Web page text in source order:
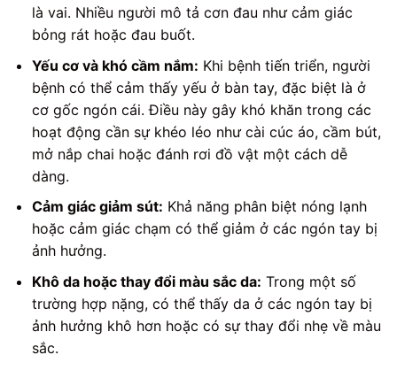
là vai. Nhiều người mô tả cơn đau như cảm giác
bỏng rát hoặc đau buốt.
Yếu cơ và khó cầm nắm: Khi bệnh tiến triển, người
bệnh có thể cảm thấy yếu ở bàn tay, đặc biệt là ở
cơ gốc ngón cái. Điều này gây khó khăn trong các
hoạt động cần sự khéo léo như cài cúc áo, cầm bút,
mở nắp chai hoặc đánh rơi đồ vật một cách dễ
dàng.
Cảm giác giảm sút: Khả năng phân biệt nóng lạnh
hoặc cảm giác chạm có thể giảm ở các ngón tay bị
ảnh hưởng.
Khô da hoặc thay đổi màu sắc da: Trong một số
trường hợp nặng, có thể thấy da ở các ngón tay bị
ảnh hưởng khô hơn hoặc có sự thay đổi nhẹ về màu
sắc.